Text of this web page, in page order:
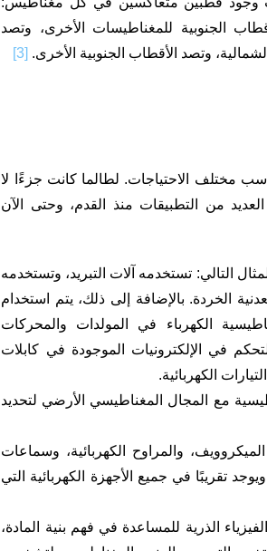
الجنوبية للمغناطيسات الأخرى، وتصد
وتصد الأقطاب الجنوبية الأخرى. [3]
مختلف الاحتياجات. لطالما كانت جزءًا لا
من التطبيقات منذ القدم، وحتى الآن
التالي: تستخدمه آلات التبريد، وتستخدمه
الخردة. بالإضافة إلى ذلك، يتم استخدام
الكهرباء في المولدات والمحركات
في الإلكترونيات الموجودة في كابلات
الكهربائية.
مع المجال المغناطيسي الأرضي لتحديد
والمراوح الكهربائية، وسماعات
تقريبًا في جميع الأجهزة الكهربائية التي
الذرية للمساعدة في فهم بنية المادة،